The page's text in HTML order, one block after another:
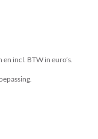
incl. BTW in euro’s.